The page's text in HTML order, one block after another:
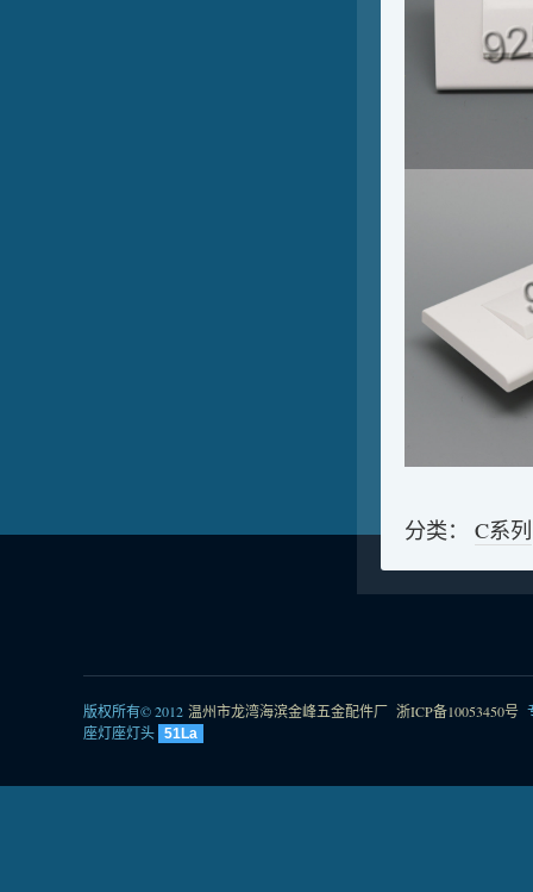
分类： C系列
版权所有© 2012 温州市龙湾海滨金峰五金配件厂 浙ICP备10053450号
座灯座灯头 51La